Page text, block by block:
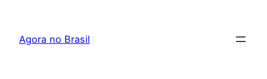
Agora no Brasil